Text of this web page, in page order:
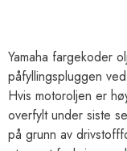
Yamaha fargekoder
påfyllingspluggen
Hvis motoroljen er
overfylt under siste
på grunn av